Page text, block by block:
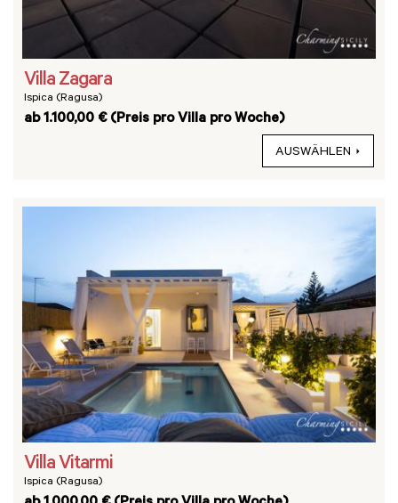
Villa Zagara
Ispica (Ragusa)
ab 1.100,00 € (Preis pro Villa pro Woche)
AUSWÄHLEN
Villa Vitarmi
Ispica (Ragusa)